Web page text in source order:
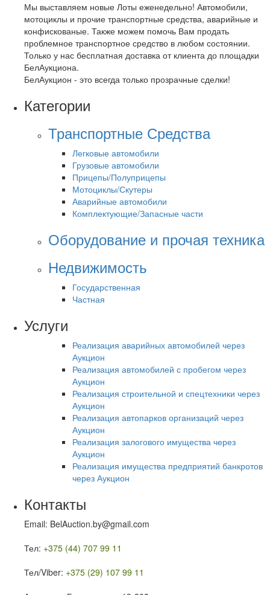
Мы выставляем новые Лоты еженедельно! Автомобили,
мотоциклы и прочие транспортные средства, аварийные и
конфискованые. Также можем помочь Вам продать
проблемное транспортное средство в любом состоянии.
Только у нас бесплатная доставка от клиента до площадки
БелАукциона.
БелАукцион - это всегда только прозрачные сделки!
Категории
Транспортные Средства
Легковые автомобили
Грузовые автомобили
Прицепы/Полуприцепы
Мотоциклы/Скутеры
Аварийные автомобили
Комплектующие/Запасные части
Оборудование и прочая техника
Недвижимость
Государственная
Частная
Услуги
Реализация аварийных автомобилей через
Аукцион
Реализация автомобилей с пробегом через
Аукцион
Реализация строительной и спецтехники через
Аукцион
Реализация автопарков организаций через
Аукцион
Реализация залогового имущества через
Аукцион
Реализация имущества предприятий банкротов
через Аукцион
Контакты
Email: BelAuction.by@gmail.com
Тел: +375 (44) 707 99 11
Тел/Viber: +375 (29) 107 99 11